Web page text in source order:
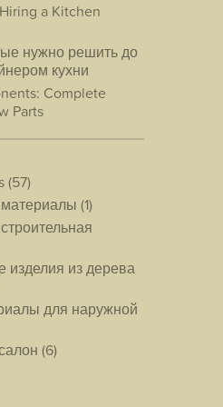
a Kitchen
нужно решить до
кухни
Complete
Parts
(57)
(1)
изделия из дерева
для наружной
(6)